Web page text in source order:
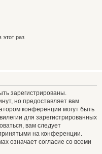
раз
зарегистрированы.
но предоставляет вам
конференции могут быть
для зарегистрированных
вам следует
на конференции.
означает согласие со всеми